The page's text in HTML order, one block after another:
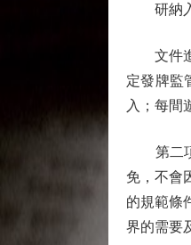
研納入
文件進
定發牌監
入；每間
第二項
免，不會
的規範條
界的需要